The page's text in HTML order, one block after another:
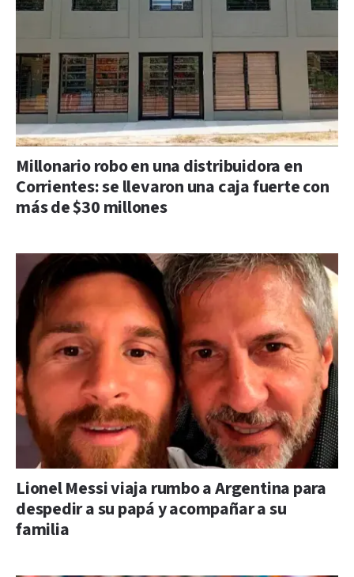
Millonario robo en una distribuidora en
Corrientes: se llevaron una caja fuerte con
más de $30 millones
Lionel Messi viaja rumbo a Argentina para
despedir a su papá y acompañar a su
familia